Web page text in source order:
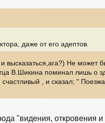
даже от его адептов.
Не может
В.Шикина поминал лишь о
, и сказал; "
"видения, откровения